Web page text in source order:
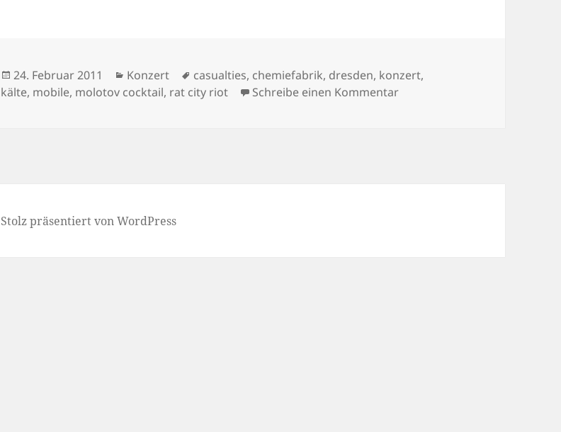
Veröffentlicht
am
24. Februar 2011 Kategorien
Konzert Schlagwörter
casualties, chemiefabrik, dresden, konzert,
kälte, mobile, molotov cocktail, rat city riot Schreibe einen Kommentarzu The Casualties Konzert in
Stolz präsentiert von WordPress